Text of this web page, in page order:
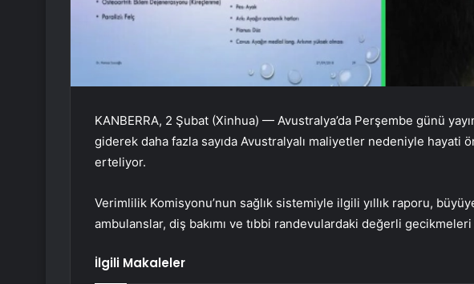
KANBERRA, 2 Şubat (Xinhua) — Avustralya’da Perşembe günü
giderek daha fazla sayıda Avustralyalı maliyetler nedeniyle hayati
erteliyor.
Verimlilik Komisyonu’nun sağlık sistemiyle ilgili yıllık raporu,
ambulanslar, diş bakımı ve tıbbi randevulardaki değerli gecikmeleri
İlgili Makaleler